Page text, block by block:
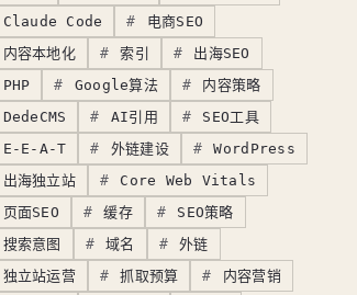
Claude Code
电商SEO
内容本地化
索引
出海SEO
PHP
Google算法
内容策略
DedeCMS
AI引用
SEO工具
E-E-A-T
外链建设
WordPress
出海独立站
Core Web Vitals
页面SEO
缓存
SEO策略
搜索意图
域名
外链
独立站运营
抓取预算
内容营销